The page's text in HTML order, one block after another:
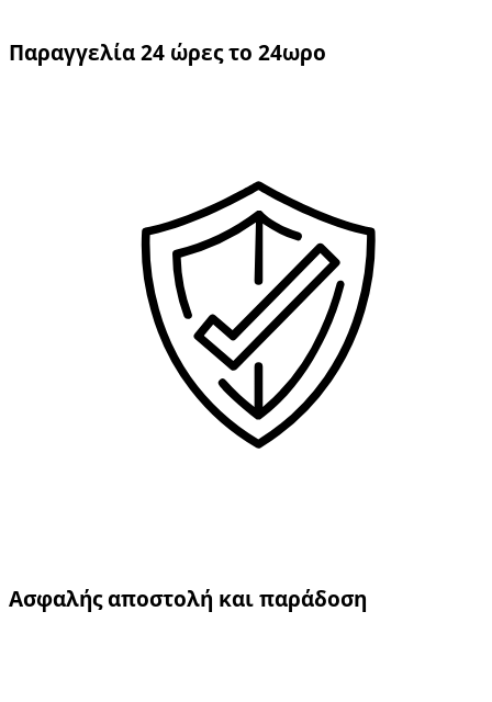
Παραγγελία 24 ώρες το 24ωρο
Ασφαλής αποστολή και παράδοση